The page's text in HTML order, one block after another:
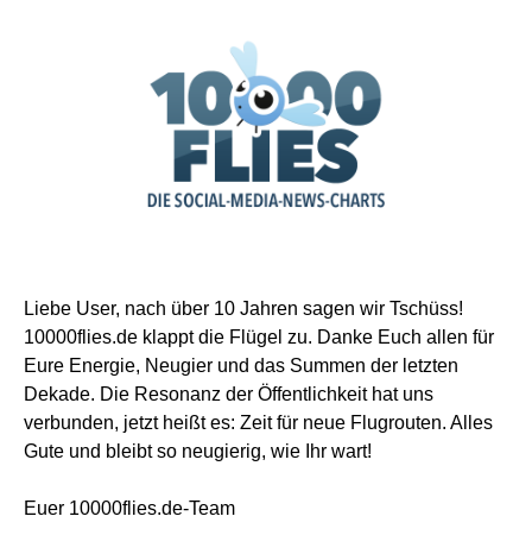
Liebe User, nach über 10 Jahren sagen wir Tschüss!
10000flies.de klappt die Flügel zu. Danke Euch allen für
Eure Energie, Neugier und das Summen der letzten
Dekade. Die Resonanz der Öffentlichkeit hat uns
verbunden, jetzt heißt es: Zeit für neue Flugrouten. Alles
Gute und bleibt so neugierig, wie Ihr wart!
Euer 10000flies.de-Team